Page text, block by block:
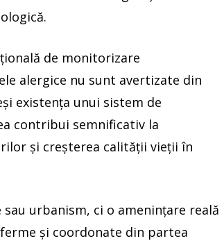
de monitorizare
alergice nu sunt avertizate din
existența unui sistem de
contribui semnificativ la
și creșterea calității vieții în
urbanism, ci o amenințare reală
și coordonate din partea